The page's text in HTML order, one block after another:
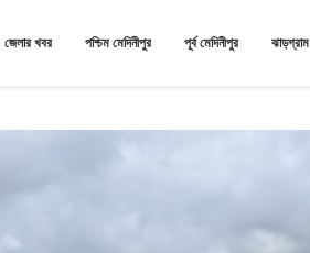
জেলার খবর পশ্চিম মেদিনীপুর পূর্ব মেদিনীপুর ঝাড়গ্রাম